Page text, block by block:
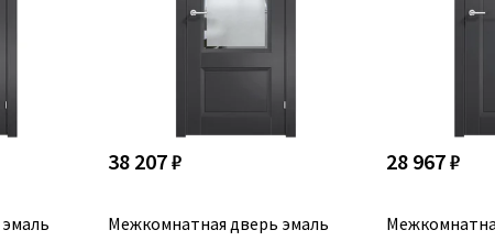
38 207 ₽
Межкомнатная дверь эмаль
28 967 ₽